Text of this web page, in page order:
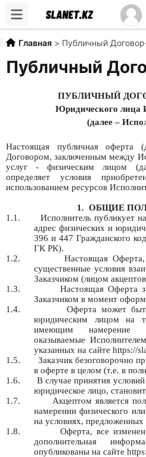
Главная > Публичный
Публичный
ПУБЛИЧНЫЙ
Юридического
(далее –
Настоящая публичная оферта
Договором, заключенным между
услуг - физическим лицом
определяет условия
использованием ресурсов
1. ОБЩИЕ
1.1.
Исполнитель публикует
адрес физических и
396 и 447 Гражданского
ГК РК).
1.2.
Настоящая
существенные условия
Заказчиком (лицом
1.3.
Настоящая Оферта
Заказчиком в момент
1.4.
Оферта может
юридическим лицом на
имеющим намерение
оказываемые
указанных на сайте https://
1.5.
Заказчик безоговорочно
в оферте в целом (т.е. в
1.6.
В случае принятия
юридическое лицо,
1.7.
Акцептом является
намерении физического
на условиях,
1.8.
Оферта, все
дополнительная
опубликованы на сайте